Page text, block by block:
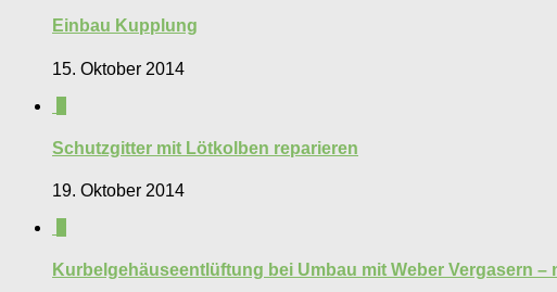
Einbau Kupplung
15. Oktober 2014
Schutzgitter mit Lötkolben reparieren
19. Oktober 2014
Kurbelgehäuseentlüftung bei Umbau mit Weber Vergasern –